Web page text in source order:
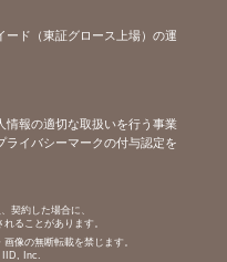
ード（東証グロース上場）の運
情報の適切な取扱いを行う事業
ライバシーマークの付与認定を
契約した場合に、
ることがあります。
像の無断転載を禁じます。
IID, Inc.